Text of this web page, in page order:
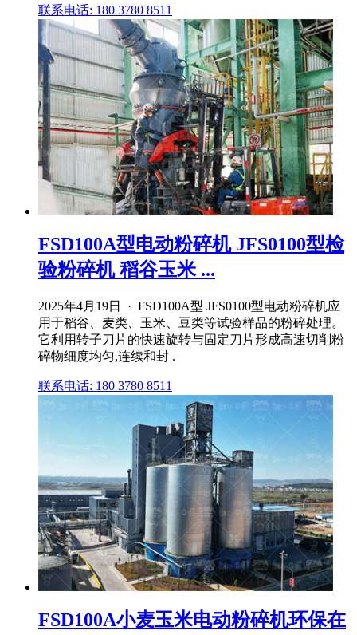
联系电话: 180 3780 8511
FSD100A型电动粉碎机 JFS0100型检
验粉碎机 稻谷玉米 ...
2025年4月19日 · FSD100A型 JFS0100型电动粉碎机应
用于稻谷、麦类、玉米、豆类等试验样品的粉碎处理。
它利用转子刀片的快速旋转与固定刀片形成高速切削粉
碎物细度均匀,连续和封 .
联系电话: 180 3780 8511
FSD100A小麦玉米电动粉碎机环保在